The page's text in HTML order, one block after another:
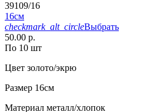
39109/16
16см
checkmark_alt_circleВыбрать
50.00 р.
По 10 шт
Цвет золото/экрю
Размер 16см
Материал металл/хлопок